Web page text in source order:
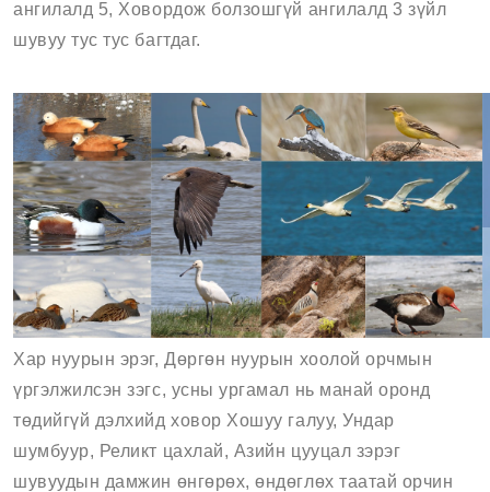
ангилалд 5, Ховордож болзошгүй ангилалд 3 зүйл
шувуу тус тус багтдаг.
Хар нуурын эрэг, Дөргөн нуурын хоолой орчмын
үргэлжилсэн зэгс, усны ургамал нь манай оронд
төдийгүй дэлхийд ховор Хошуу галуу, Ундар
шумбуур, Реликт цахлай, Азийн цууцал зэрэг
шувуудын дамжин өнгөрөх, өндөглөх таатай орчин